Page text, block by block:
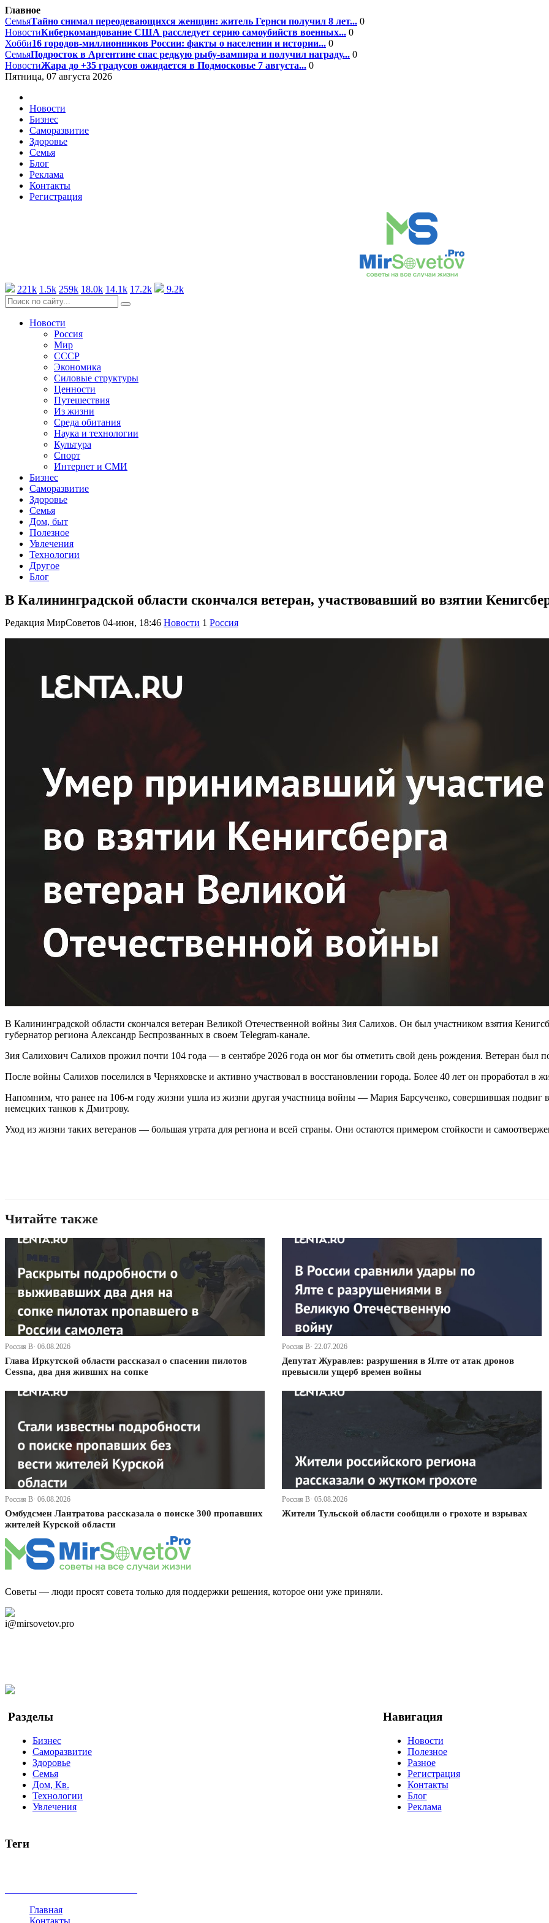
Главное
СемьяТайно снимал переодевающихся женщин: житель Гернси получил 8 лет... 0
НовостиКиберкомандование США расследует серию самоубийств военных... 0
Хобби16 городов-миллионников России: факты о населении и истории... 0
СемьяПодросток в Аргентине спас редкую рыбу-вампира и получил награду... 0
НовостиЖара до +35 градусов ожидается в Подмосковье 7 августа... 0
Пятница, 07 августа 2026
Новости
Бизнес
Саморазвитие
Здоровье
Семья
Блог
Реклама
Контакты
Регистрация
221k 1.5k 259k 18.0k 14.1k 17.2k 9.2k
Новости
Россия
Мир
СССР
Экономика
Силовые структуры
Ценности
Путешествия
Из жизни
Среда обитания
Наука и технологии
Культура
Спорт
Интернет и СМИ
Бизнес
Саморазвитие
Здоровье
Семья
Дом, быт
Полезное
Увлечения
Технологии
Другое
Блог
В Калининградской области скончался ветеран, участвовавший во взятии
Редакция МирСоветов 04-июн, 18:46 Новости 1 Россия
В Калининградской области скончался ветеран Великой Отечественной войны Зия Салихов. Он был участником взятия
губернатор региона Александр Беспрозванных в своем Telegram-канале.
Зия Салихович Салихов прожил почти 104 года — в сентябре 2026 года он мог бы отметить свой день рождения. Ветеран был
После войны Салихов поселился в Черняховске и активно участвовал в восстановлении города. Более 40 лет он проработал в
Напомним, что ранее на 106-м году жизни ушла из жизни другая участница войны — Мария Барсученко, совершившая подвиг
немецких танков к Дмитрову.
Уход из жизни таких ветеранов — большая утрата для региона и всей страны. Они остаются примером стойкости и
Читайте также
Россия В· 06.08.2026
Глава Иркутской области рассказал о спасении пилотов
Cessna, два дня живших на сопке
Россия В· 22.07.2026
Депутат Журавлев: разрушения в Ялте от атак дронов
превысили ущерб времен войны
Россия В· 06.08.2026
Омбудсмен Лантратова рассказала о поиске 300 пропавших
жителей Курской области
Россия В· 05.08.2026
Жители Тульской области сообщили о грохоте и взрывах
Советы — люди просят совета только для поддержки решения, которое они уже приняли.
i@mirsovetov.pro
Разделы
Бизнес
Саморазвитие
Здоровье
Семья
Дом, Кв.
Технологии
Увлечения
Навигация
Новости
Полезное
Разное
Регистрация
Контакты
Блог
Реклама
Теги
Главная